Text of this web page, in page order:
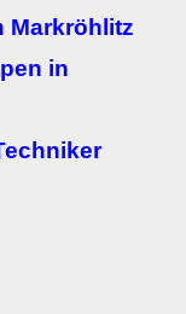
Markröhlitz
in